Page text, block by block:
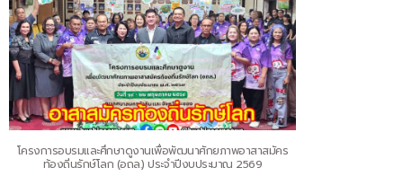
โครงการอบรมและศึกษาดูงานเพื่อพัฒนาศักยภาพอาสาสมัคร
ท้องถิ่นรักษ์โลก (อถล.) ประจำปีงบประมาณ 2569